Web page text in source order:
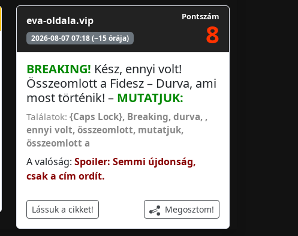
eva-oldala.vip
2026-08-07 07:18 (~15 órája)
Pontszám
8
BREAKING! Kész, ennyi volt!
Összeomlott a Fidesz – Durva, ami
most történik! – MUTATJUK:
Találatok: {Caps Lock}, Breaking, durva, ,
ennyi volt, összeomlott, mutatjuk,
összeomlott a
A valóság: Spoiler: Semmi újdonság,
csak a cím ordít.
Lássuk a cikket! Megosztom!